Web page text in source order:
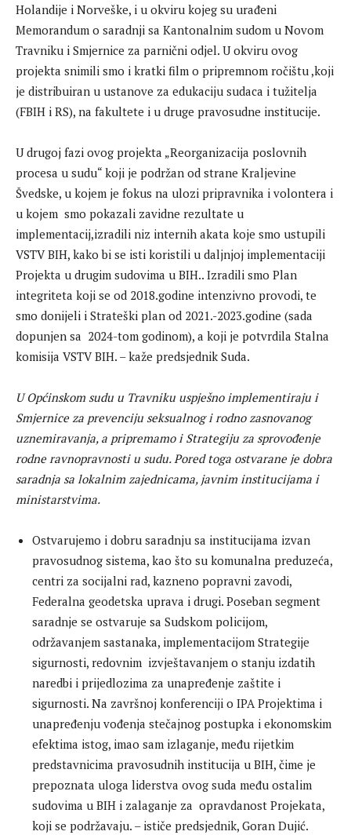
Holandije i Norveške, i u okviru kojeg su urađeni
Memorandum o saradnji sa Kantonalnim sudom u Novom
Travniku i Smjernice za parnični odjel. U okviru ovog
projekta snimili smo i kratki film o pripremnom ročištu ,koji
je distribuiran u ustanove za edukaciju sudaca i tužitelja
(FBIH i RS), na fakultete i u druge pravosudne institucije.
U drugoj fazi ovog projekta „Reorganizacija poslovnih
procesa u sudu“ koji je podržan od strane Kraljevine
Švedske, u kojem je fokus na ulozi pripravnika i volontera i
u kojem smo pokazali zavidne rezultate u
implementacij,izradili niz internih akata koje smo ustupili
VSTV BIH, kako bi se isti koristili u daljnjoj implementaciji
Projekta u drugim sudovima u BIH.. Izradili smo Plan
integriteta koji se od 2018.godine intenzivno provodi, te
smo donijeli i Strateški plan od 2021.-2023.godine (sada
dopunjen sa 2024-tom godinom), a koji je potvrdila Stalna
komisija VSTV BIH. – kaže predsjednik Suda.
U Općinskom sudu u Travniku uspješno implementiraju i
Smjernice za prevenciju seksualnog i rodno zasnovanog
uznemiravanja, a pripremamo i Strategiju za sprovođenje
rodne ravnopravnosti u sudu. Pored toga ostvarane je dobra
saradnja sa lokalnim zajednicama, javnim institucijama i
ministarstvima.
Ostvarujemo i dobru saradnju sa institucijama izvan
pravosudnog sistema, kao što su komunalna preduzeća,
centri za socijalni rad, kazneno popravni zavodi,
Federalna geodetska uprava i drugi. Poseban segment
saradnje se ostvaruje sa Sudskom policijom,
održavanjem sastanaka, implementacijom Strategije
sigurnosti, redovnim izvještavanjem o stanju izdatih
naredbi i prijedlozima za unapređenje zaštite i
sigurnosti. Na završnoj konferenciji o IPA Projektima i
unapređenju vođenja stečajnog postupka i ekonomskim
efektima istog, imao sam izlaganje, među rijetkim
predstavnicima pravosudnih institucija u BIH, čime je
prepoznata uloga liderstva ovog suda među ostalim
sudovima u BIH i zalaganje za opravdanost Projekata,
koji se podržavaju. – ističe predsjednik, Goran Dujić.